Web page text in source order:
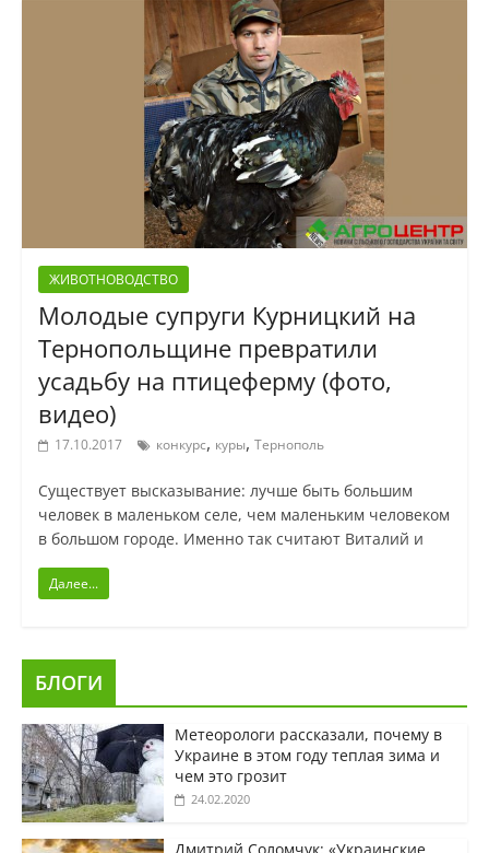
ЖИВОТНОВОДСТВО
Молодые супруги Курницкий на
Тернопольщине превратили
усадьбу на птицеферму (фото,
видео)
17.10.2017 конкурс, куры, Тернополь
Существует высказывание: лучше быть большим
человек в маленьком селе, чем маленьким человеком
в большом городе. Именно так считают Виталий и
Далее...
БЛОГИ
Метеорологи рассказали, почему в
Украине в этом году теплая зима и
чем это грозит
24.02.2020